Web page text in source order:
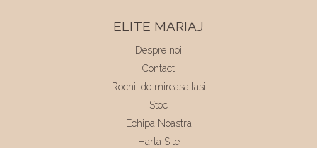
ELITE MARIAJ
Despre noi
Contact
Rochii de mireasa Iasi
Stoc
Echipa Noastra
Harta Site